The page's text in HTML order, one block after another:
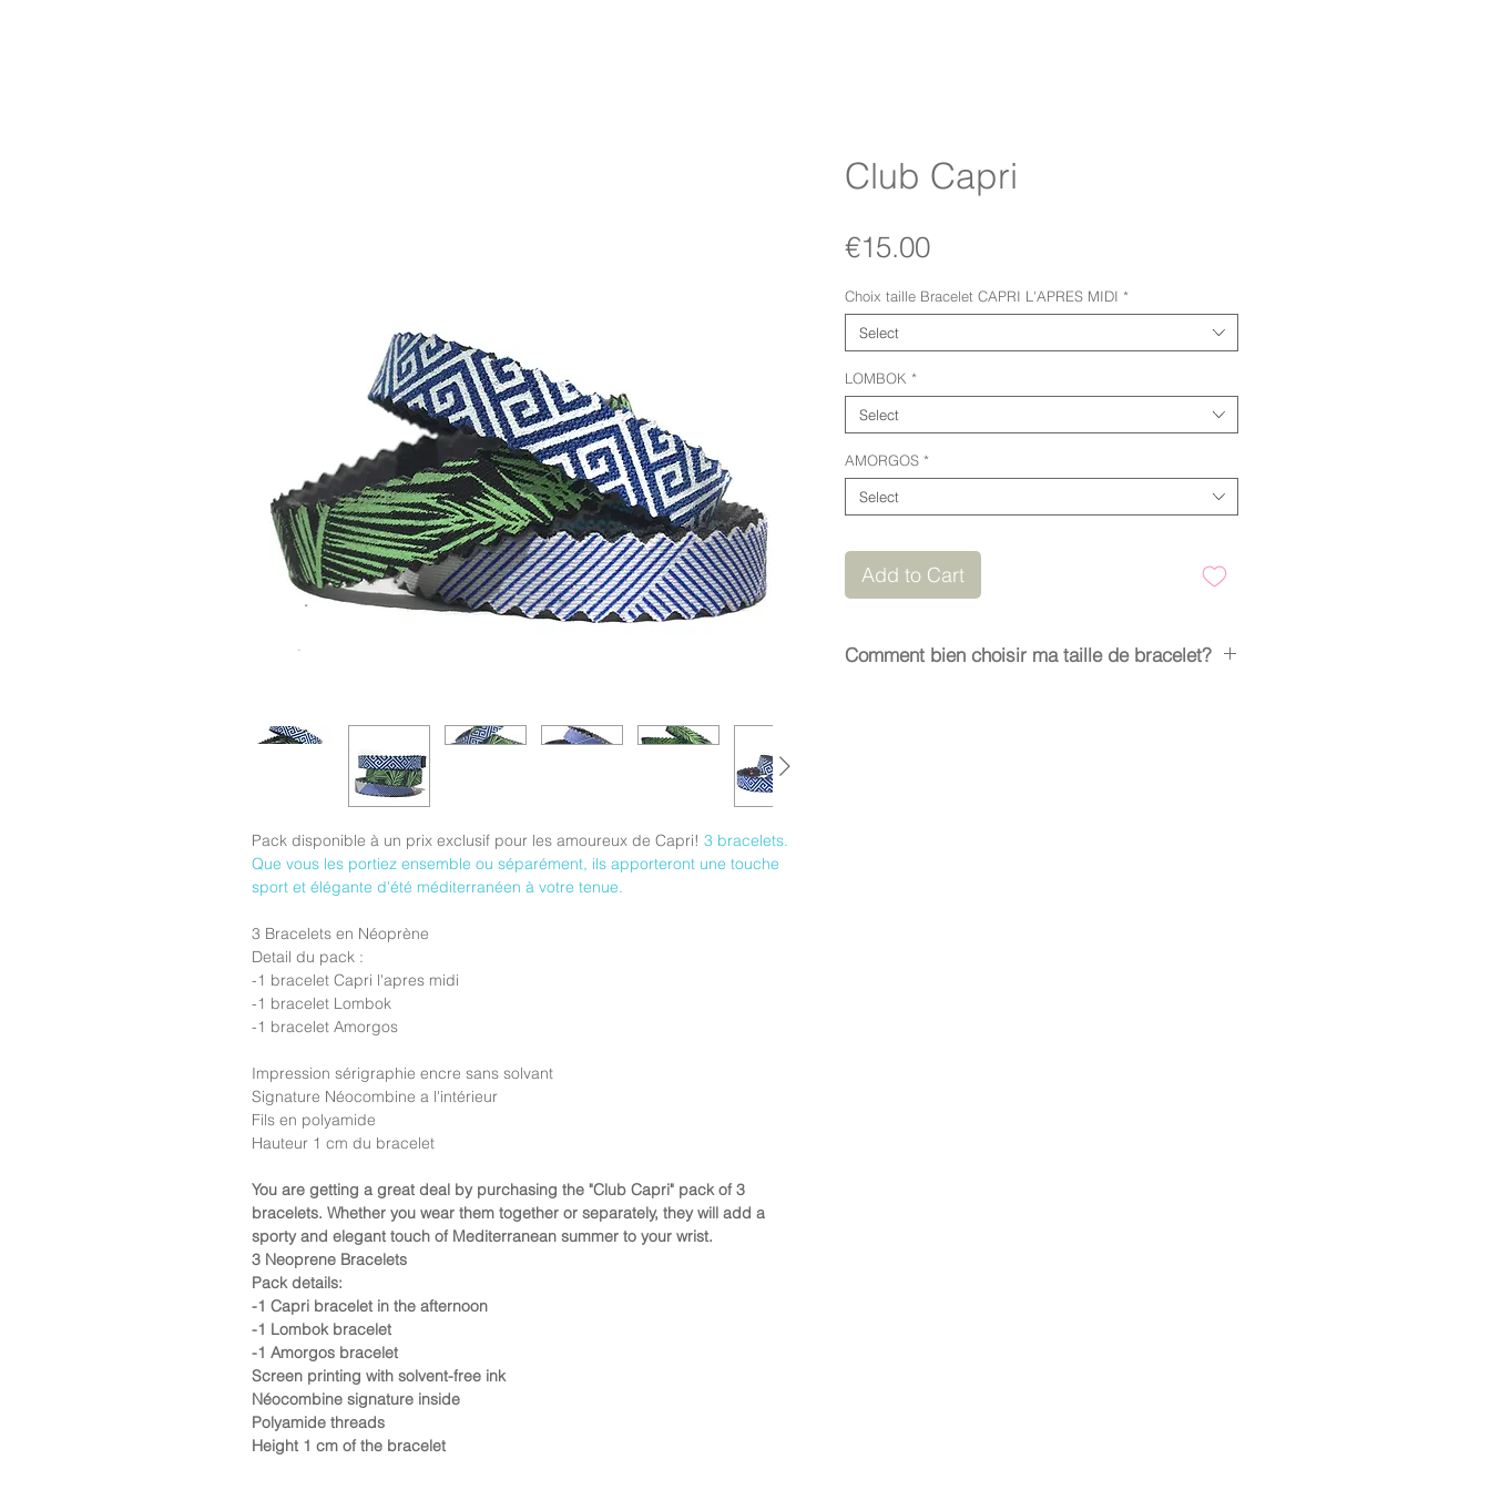
Pack disponible à un prix exclusif pour les amoureux de Capri! 3 bracelets.
Que vous les portiez ensemble ou séparément, ils apporteront une touche
sport et élégante d'été méditerranéen à votre tenue.
3 Bracelets en Néoprène
Detail du pack :
-1 bracelet Capri l'apres midi
-1 bracelet Lombok
-1 bracelet Amorgos
Impression sérigraphie encre sans solvant
Signature Néocombine a l'intérieur
Fils en polyamide
Hauteur 1 cm du bracelet
You are getting a great deal by purchasing the "Club Capri" pack of 3
bracelets. Whether you wear them together or separately, they will add a
sporty and elegant touch of Mediterranean summer to your wrist.
3 Neoprene Bracelets
Pack details:
-1 Capri bracelet in the afternoon
-1 Lombok bracelet
-1 Amorgos bracelet
Screen printing with solvent-free ink
Néocombine signature inside
Polyamide threads
Height 1 cm of the bracelet
Club Capri
€15.00Price
Choix taille Bracelet CAPRI L'APRES MIDI *
Select
LOMBOK *
Select
AMORGOS *
Select
Add to Cart
Comment bien choisir ma taille de bracelet?